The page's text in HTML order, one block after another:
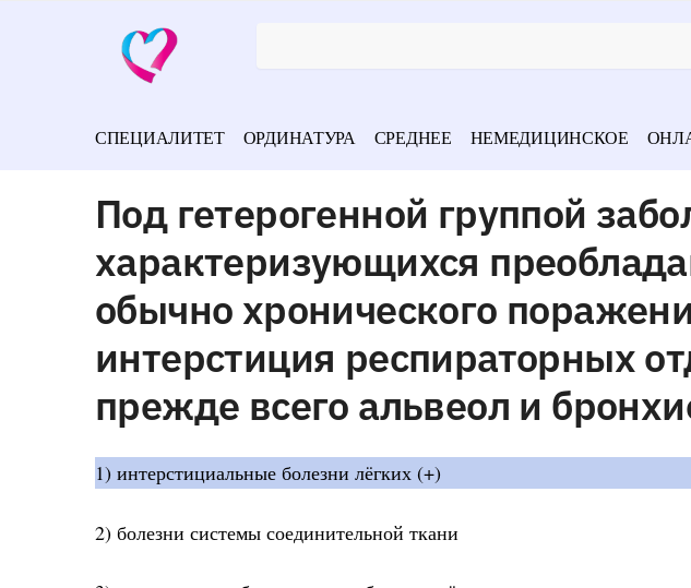
СПЕЦИАЛИТЕТ ОРДИНАТУРА СРЕДНЕЕ НЕМЕДИЦИНСКОЕ
Под гетерогенной группой
характеризующихся
обычно хронического
интерстиция респираторных
прежде всего альвеол и
1) интерстициальные болезни лёгких (+)
2) болезни системы соединительной ткани